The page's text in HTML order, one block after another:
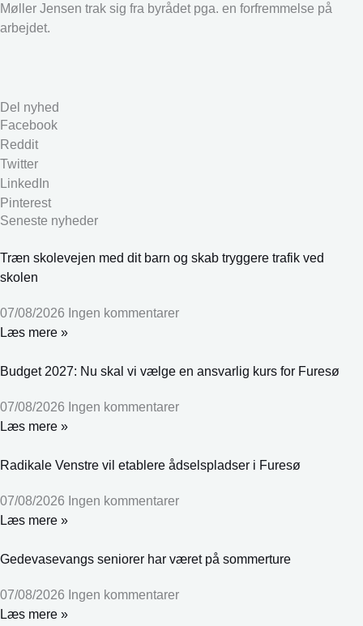
Møller Jensen trak sig fra byrådet pga. en forfremmelse på
arbejdet.
Del nyhed
Facebook
Reddit
Twitter
LinkedIn
Pinterest
Seneste nyheder
Træn skolevejen med dit barn og skab tryggere trafik ved
skolen
07/08/2026 Ingen kommentarer
Læs mere »
Budget 2027: Nu skal vi vælge en ansvarlig kurs for Furesø
07/08/2026 Ingen kommentarer
Læs mere »
Radikale Venstre vil etablere ådselspladser i Furesø
07/08/2026 Ingen kommentarer
Læs mere »
Gedevasevangs seniorer har været på sommerture
07/08/2026 Ingen kommentarer
Læs mere »